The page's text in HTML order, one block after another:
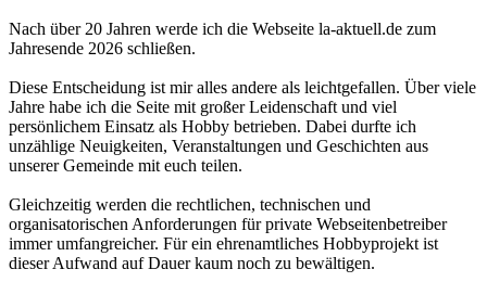
Nach über 20 Jahren werde ich die Webseite la-aktuell.de zum
Jahresende 2026 schließen.
Diese Entscheidung ist mir alles andere als leichtgefallen. Über viele
Jahre habe ich die Seite mit großer Leidenschaft und viel
persönlichem Einsatz als Hobby betrieben. Dabei durfte ich
unzählige Neuigkeiten, Veranstaltungen und Geschichten aus
unserer Gemeinde mit euch teilen.
Gleichzeitig werden die rechtlichen, technischen und
organisatorischen Anforderungen für private Webseitenbetreiber
immer umfangreicher. Für ein ehrenamtliches Hobbyprojekt ist
dieser Aufwand auf Dauer kaum noch zu bewältigen.